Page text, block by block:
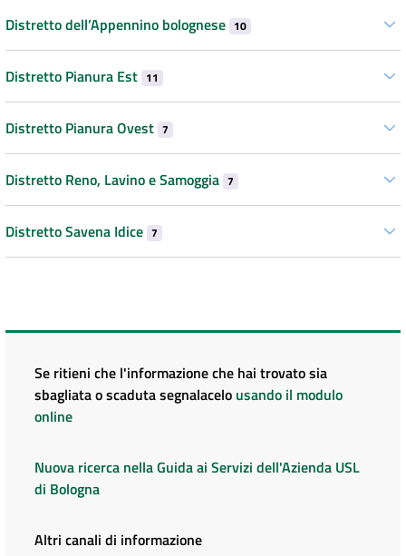
Distretto dell’Appennino bolognese 10
Distretto Pianura Est 11
Distretto Pianura Ovest 7
Distretto Reno, Lavino e Samoggia 7
Distretto Savena Idice 7
Se ritieni che l'informazione che hai trovato sia
sbagliata o scaduta segnalacelo usando il modulo
online
Nuova ricerca nella Guida ai Servizi dell'Azienda USL
di Bologna
Altri canali di informazione